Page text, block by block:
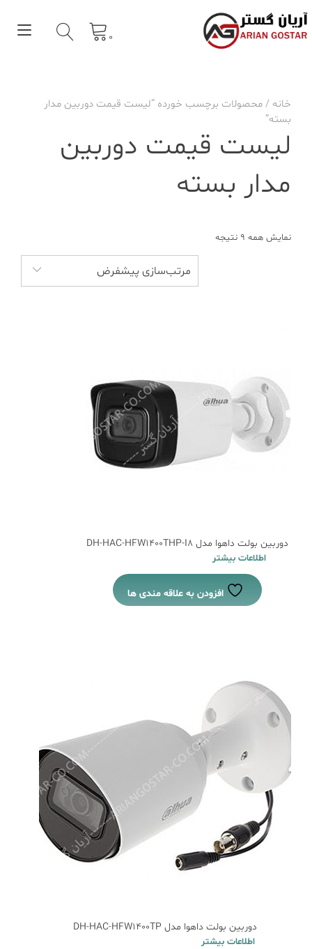
to
content
0
خانه / محصولات برچسب خورده “لیست قیمت دوربین مدار
بسته”
لیست قیمت دوربین
مدار بسته
نمایش همه 9 نتیجه
مرتب‌سازی پیشفرض
دوربین بولت داهوا مدل DH-HAC-HFW1400THP-I8
اطلاعات بیشتر
افزودن به علاقه مندی ها
دوربین بولت داهوا مدل DH-HAC-HFW1400TP
اطلاعات بیشتر